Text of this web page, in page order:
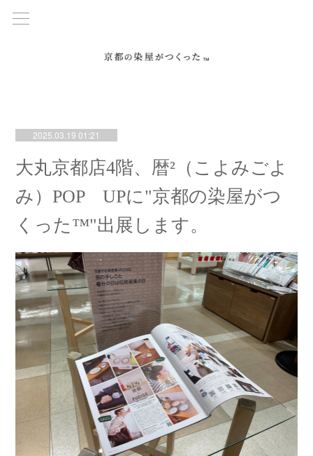
2025.03.19 01:21
大丸京都店4階、暦²（こよみごよ
み）POP UPに"京都の染屋がつ
くった™"出展します。